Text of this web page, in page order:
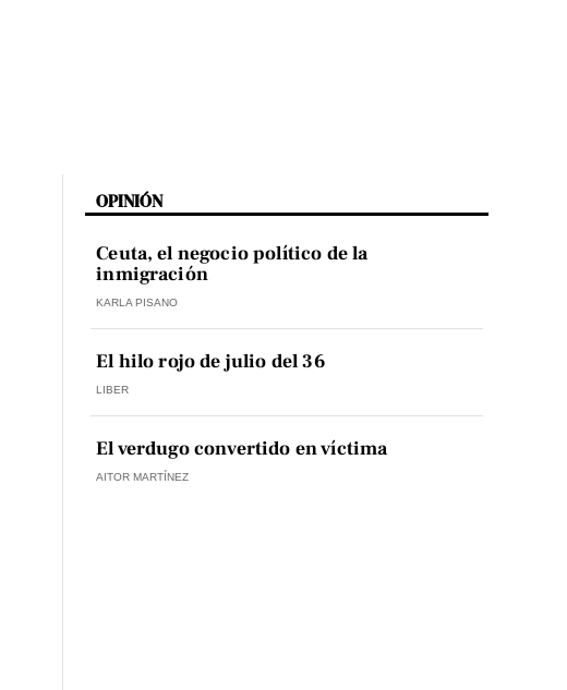
OPINIÓN
Ceuta, el negocio político de la
inmigración
KARLA PISANO
El hilo rojo de julio del 36
LIBER
El verdugo convertido en víctima
AITOR MARTÍNEZ